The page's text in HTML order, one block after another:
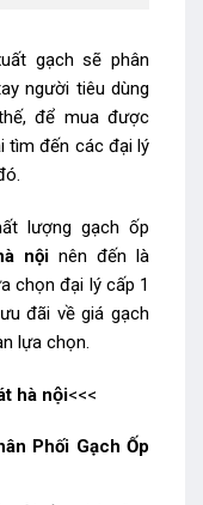
gạch sẽ phân
người tiêu dùng
để mua được
tìm đến các đại lý
lượng gạch ốp
nộinên đến là
chọn đại lý cấp 1
đãi về giá gạch
lựa chọn.
hà nội<<<
Phối Gạch Ốp